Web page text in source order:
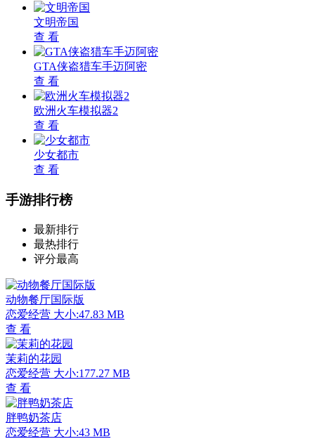
文明帝国
查 看
GTA侠盗猎车手迈阿密
查 看
欧洲火车模拟器2
查 看
少女都市
查 看
手游排行榜
最新排行
最热排行
评分最高
动物餐厅国际版
恋爱经营 大小:47.83 MB
查 看
茉莉的花园
恋爱经营 大小:177.27 MB
查 看
胖鸭奶茶店
恋爱经营 大小:43 MB